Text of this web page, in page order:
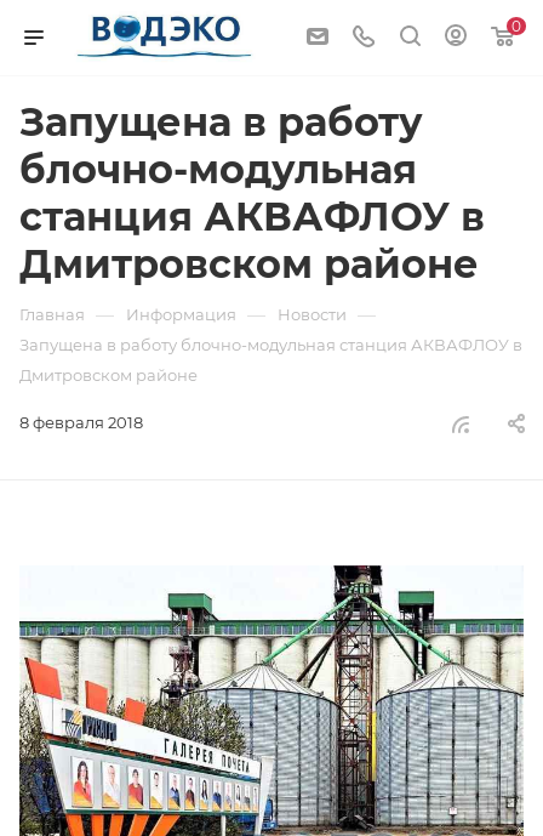
0
Запущена в работу
блочно-модульная
станция АКВАФЛОУ в
Дмитровском районе
Главная — Информация — Новости —
Запущена в работу блочно-модульная станция АКВАФЛОУ в
Дмитровском районе
8 февраля 2018